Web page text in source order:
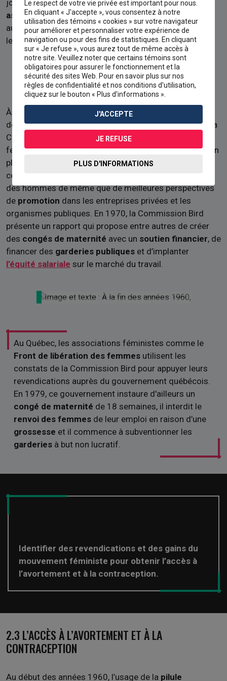
joignent lessyndicatset militent au sein des
associations féministespour réclamer une
augmentation de leurssalaireset une amélioration de
leursconditions de travail.
À la fin des années 1960, des centaines de femmes et
de nombreuses associations féministes participent à la
Commission royale d'enquête sur la situation de la
femme au Canada, aussi nomméeCommission Bird
. En
plus de témoigner de leursdifficultés économiques
ces femmes revendiquent des
des hommes de même que de meilleures perspectives
de promotion dans les entreprises privées et les
organismes publiques. En 1970, la Commission Bird
présente un rapport qui propose entre autres de créer
des congés de maternité avec un soutien financier, de
financer des garderies publiques et d’implanter
l’équité salariale sur le marché du travail.
Au Québec, les associations féministes comme le
Front de libération des femmes utilisent les
constats de la Commission Bird pour appuyer leurs
revendications auprès du gouvernement québécois.
En 1979, ce gouvernement instaure d'ailleurs un
congé de maternité de 18 semaines, il interdit le
renvoi des femmes de leur emploi en raison d’une
grossesse et il commence à subventionner les
garderies à but non lucratif.
Identifier des revendications et des gains du
mouvement féministe pour obtenir l’accès à
l’avortement et à la contraception.
2.3 L’ACCÈS À L’AVORTEMENT ET À LA
CONTRACEPTION
Au début des années 1960, l’usage de la pilule
Le respect de votre vie privée est important pour nous.
En cliquant « J'accepte », vous consentez à notre
utilisation des témoins « cookies » sur votre navigateur
pour améliorer et personnaliser votre expérience de
navigation ou pour des fins de statistiques. En cliquant
sur « Je refuse », vous aurez tout de même accès à
notre site. Veuillez noter que certains témoins sont
obligatoires pour assurer le fonctionnement et la
sécurité des sites Web. Pour en savoir plus sur nos
règles de confidentialité et nos conditions d'utilisation,
cliquez sur le bouton « Plus d'informations ».
J'ACCEPTE
JE REFUSE
PLUS D'INFORMATIONS